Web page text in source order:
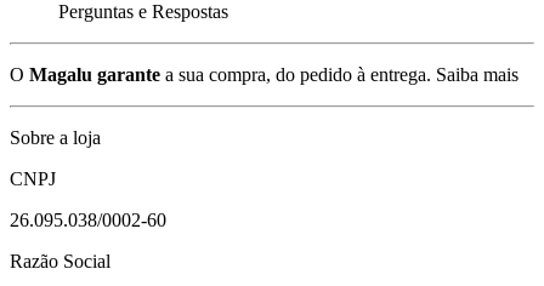
Perguntas e Respostas
O Magalu garante a sua compra, do pedido à entrega. Saiba mais
Sobre a loja
CNPJ
26.095.038/0002-60
Razão Social